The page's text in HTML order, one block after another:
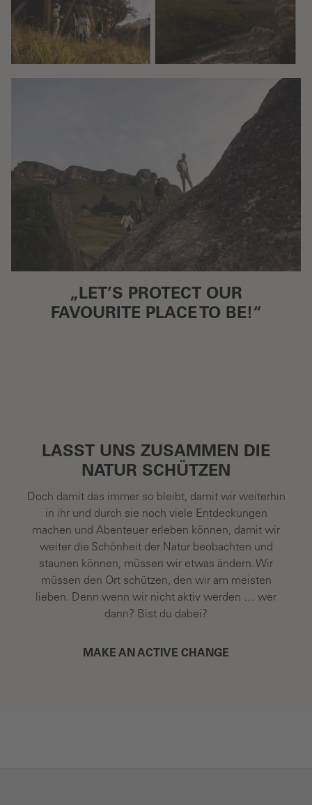
„LET’S PROTECT OUR
FAVOURITE PLACE TO BE!“
LASST UNS ZUSAMMEN DIE
NATUR SCHÜTZEN
Doch damit das immer so bleibt, damit wir weiterhin
in ihr und durch sie noch viele Entdeckungen
machen und Abenteuer erleben können, damit wir
weiter die Schönheit der Natur beobachten und
staunen können, müssen wir etwas ändern. Wir
müssen den Ort schützen, den wir am meisten
lieben. Denn wenn wir nicht aktiv werden … wer
dann? Bist du dabei?
MAKE AN ACTIVE CHANGE